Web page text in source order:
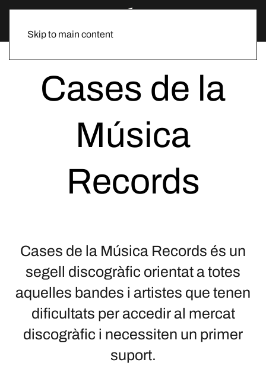
Skip to main content
Cases de la
Música
Records
Cases de la Música Records és un
segell discogràfic orientat a totes
aquelles bandes i artistes que tenen
dificultats per accedir al mercat
discogràfic i necessiten un primer
suport.